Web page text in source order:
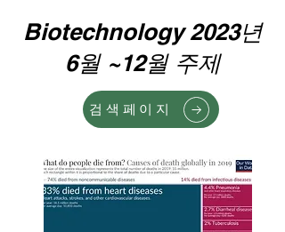
Biotechnology 2023년
6월 ~12월 주제
검색페이지